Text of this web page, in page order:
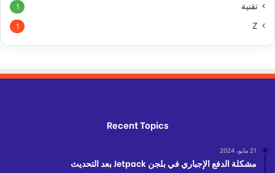
تقنية 1
Z
1
Recent Topics
21 مايو، 2024
مشكلة الدفع الإجباري في بلجن Jetpack بعد التحديث